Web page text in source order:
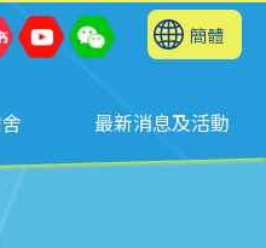
簡體
最新消息及活動